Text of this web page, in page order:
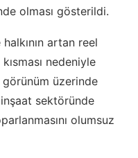
olması gösterildi.
artan reel
nedeniyle
üzerinde
sektöründe
olumsuz